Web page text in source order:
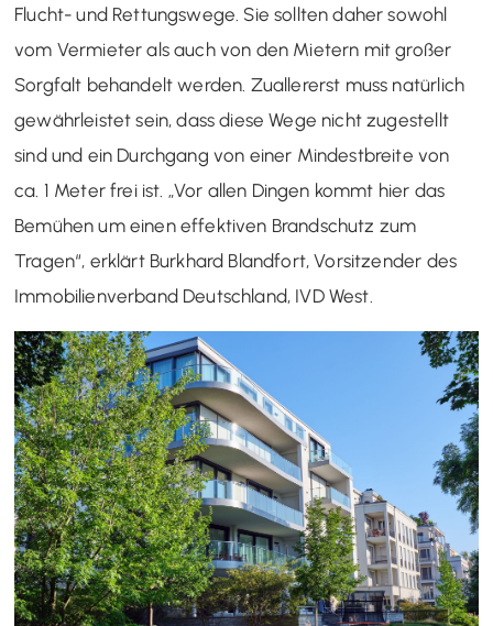
Flucht- und Rettungswege. Sie sollten daher sowohl
vom Vermieter als auch von den Mietern mit großer
Sorgfalt behandelt werden. Zuallererst muss natürlich
gewährleistet sein, dass diese Wege nicht zugestellt
sind und ein Durchgang von einer Mindestbreite von
ca. 1 Meter frei ist. „Vor allen Dingen kommt hier das
Bemühen um einen effektiven Brandschutz zum
Tragen“, erklärt Burkhard Blandfort, Vorsitzender des
Immobilienverband Deutschland, IVD West.